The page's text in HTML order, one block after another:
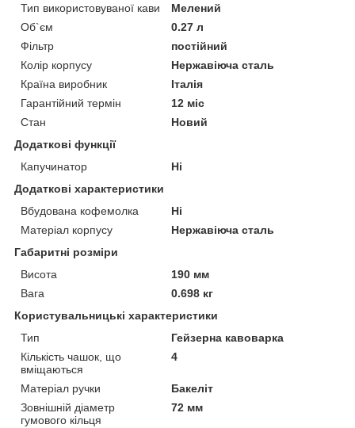
Тип використовуваної кави
Мелений
Об`єм
0.27 л
Фільтр
постійний
Колір корпусу
Нержавіюча сталь
Країна виробник
Італія
Гарантійний термін
12 міс
Стан
Новий
Додаткові функції
Капучинатор
Ні
Додаткові характеристики
Вбудована кофемолка
Ні
Матеріал корпусу
Нержавіюча сталь
Габаритні розміри
Висота
190 мм
Вага
0.698 кг
Користувальницькі характеристики
Тип
Гейзерна кавоварка
Кількість чашок, що
вміщаються
4
Матеріал ручки
Бакеліт
Зовнішній діаметр
гумового кільця
72 мм